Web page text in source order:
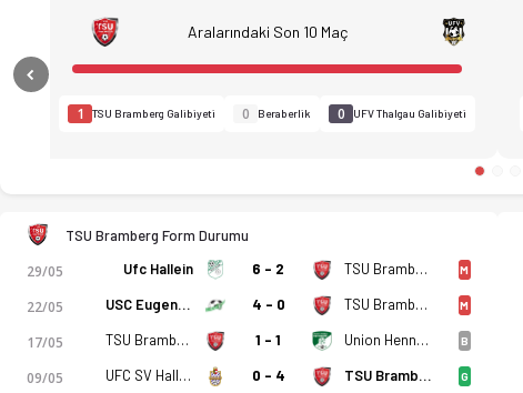
Aralarındaki Son 10 Maç
1 TSU Bramberg Galibiyeti 0 Beraberlik 0 UFV Thalgau Galibiyeti
Previous
TSU Bramberg Form Durumu
29/05 Ufc Hallein 6 - 2 TSU Bramberg M
22/05 USC Eugendorf 4 - 0 TSU Bramberg M
17/05 TSU Bramberg 1 - 1 Union Henndorf B
09/05 UFC SV Hallwang 0 - 4 TSU Bramberg G